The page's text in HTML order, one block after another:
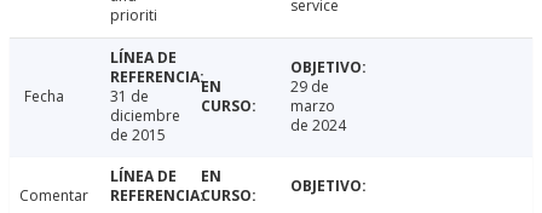
prioriti
service
Fecha
31 de
diciembre
de 2015
29 de
marzo
de 2024
Comentar